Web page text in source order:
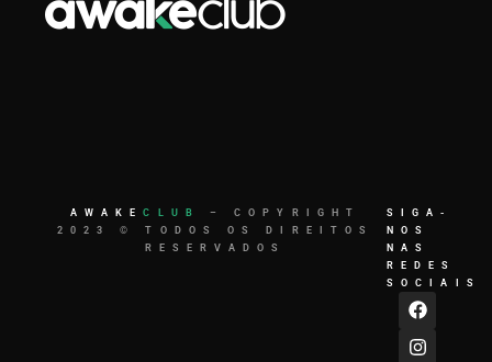
AWAKECLUB
– COPYRIGHT
2023 © TODOS OS DIREITOS
RESERVADOS
SIGA-
NOS
NAS
REDES
SOCIAIS